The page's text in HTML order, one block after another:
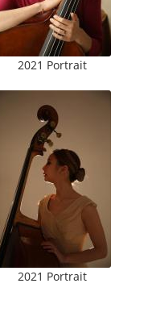
2021 Portrait
2021 Portrait